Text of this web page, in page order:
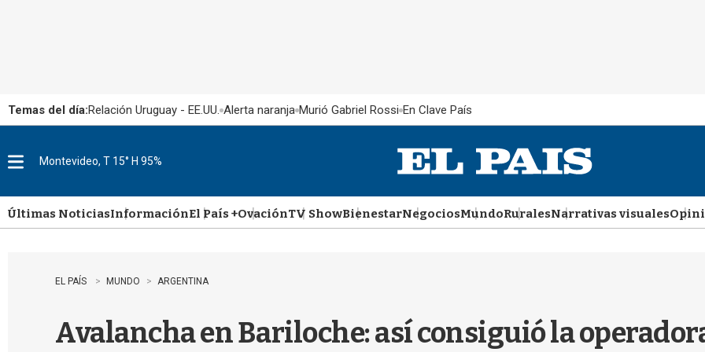
Temas del día:Relación Uruguay - EE.UU. Alerta naranja Murió Gabriel Rossi En Clave País
u
Montevideo, T 15° H 95%
Últimas NoticiasInformaciónEl País +OvaciónTV ShowBienestarNegociosMundoRuralesNarrativas visuales
EL PAÍS MUNDO ARGENTINA
Avalancha en Bariloche: así consiguió la